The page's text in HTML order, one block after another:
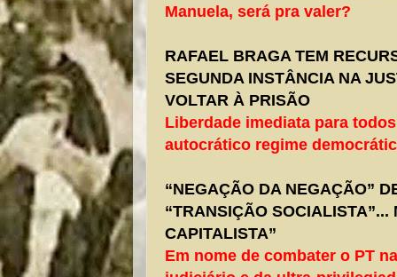
Manuela, será pra valer?
RAFAEL BRAGA TEM
SEGUNDA INSTÂNCIA NA
VOLTAR À PRISÃO
Liberdade imediata para
autocrático regime
“NEGAÇÃO DA NEGAÇÃO”
“TRANSIÇÃO
CAPITALISTA”
Em nome de combater o PT